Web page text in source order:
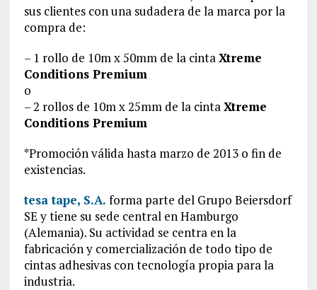
sus clientes con una sudadera de la marca por la
compra de:
– 1 rollo de 10m x 50mm de la cintaXtreme
Conditions Premium
o
– 2 rollos de 10m x 25mm de la cintaXtreme
Conditions Premium
*Promoción válida hasta marzo de 2013 o fin de
existencias.
tesa tape, S.A. forma parte del Grupo Beiersdorf
SE y tiene su sede central en Hamburgo
(Alemania). Su actividad se centra en la
fabricación y comercialización de todo tipo de
cintas adhesivas con tecnología propia para la
industria.